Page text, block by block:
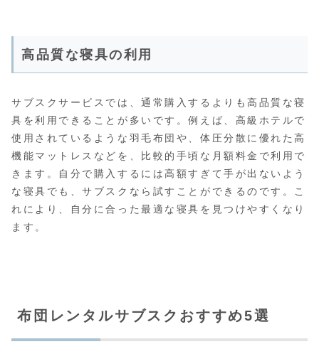
高品質な寝具の利用
サブスクサービスでは、通常購入するよりも高品質な寝
具を利用できることが多いです。例えば、高級ホテルで
使用されているような羽毛布団や、体圧分散に優れた高
機能マットレスなどを、比較的手頃な月額料金で利用で
きます。自分で購入するには高額すぎて手が出ないよう
な寝具でも、サブスクなら試すことができるのです。こ
れにより、自分に合った最適な寝具を見つけやすくなり
ます。
布団レンタルサブスクおすすめ5選